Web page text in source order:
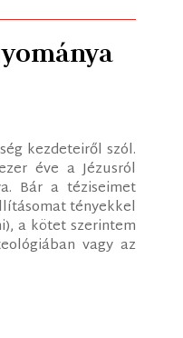
kezdeteiről szól.
éve a Jézusról
Bár a téziseimet
tényekkel
a kötet szerintem
vagy az